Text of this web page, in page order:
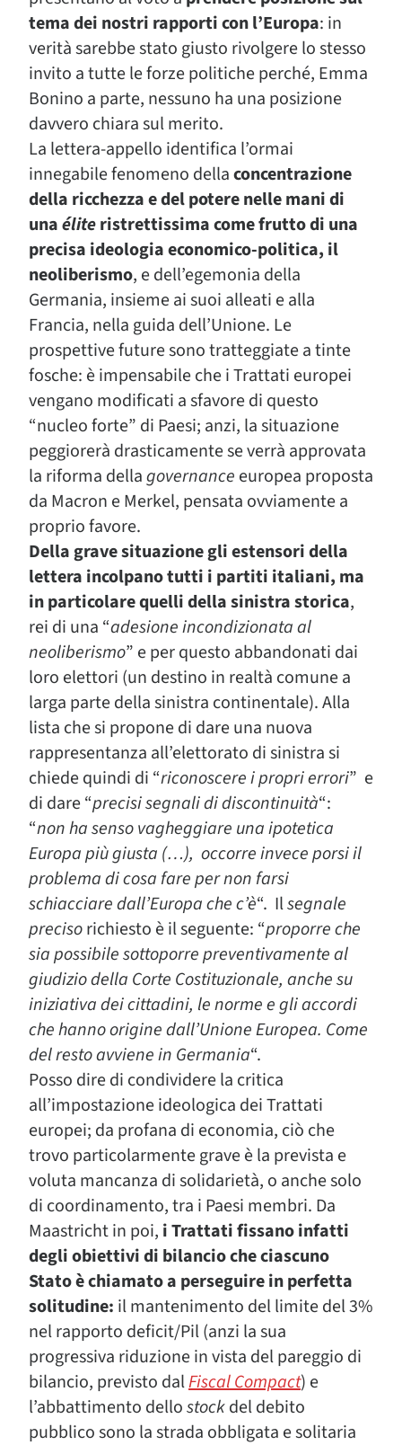
tema dei nostri rapporti con l’Europa: in
verità sarebbe stato giusto rivolgere lo stesso
invito a tutte le forze politiche perché, Emma
Bonino a parte, nessuno ha una posizione
davvero chiara sul merito.
La lettera-appello identifica l’ormai
innegabile fenomeno dellaconcentrazione
della ricchezza e del potere nelle mani di
unaéliteristrettissima come frutto di una
precisa ideologia economico-politica, il
neoliberismo, e dell’egemonia della
Germania, insieme ai suoi alleati e alla
Francia, nella guida dell’Unione. Le
prospettive future sono tratteggiate a tinte
fosche: è impensabile che i Trattati europei
vengano modificati a sfavore di questo
“nucleo forte” di Paesi; anzi, la situazione
peggiorerà drasticamente se verrà approvata
la riforma dellagovernance europea proposta
da Macron e Merkel, pensata ovviamente a
proprio favore.
Della grave situazione gli estensori della
lettera incolpano tutti i partiti italiani, ma
in particolare quelli della sinistra storica,
rei di una “adesione incondizionata al
neoliberismo” e per questo abbandonati dai
loro elettori (un destino in realtà comune a
larga parte della sinistra continentale). Alla
lista che si propone di dare una nuova
rappresentanza all’elettorato di sinistra si
chiede quindi di “riconoscere i propri errori” e
di dare “precisi segnali di discontinuità“:
“non ha senso vagheggiare una ipotetica
Europa più giusta (…), occorre invece porsi il
problema di cosa fare per non farsi
schiacciare dall’Europa che c’è“. Ilsegnale
precisorichiesto è il seguente: “proporre che
sia possibile sottoporre preventivamente al
giudizio della Corte Costituzionale, anche su
iniziativa dei cittadini, le norme e gli accordi
che hanno origine dall’Unione Europea. Come
del resto avviene in Germania“.
Posso dire di condividere la critica
all’impostazione ideologica dei Trattati
europei; da profana di economia, ciò che
trovo particolarmente grave è la prevista e
voluta mancanza di solidarietà, o anche solo
di coordinamento, tra i Paesi membri. Da
Maastricht in poi, i Trattati fissano infatti
degli obiettivi di bilancio che ciascuno
Stato è chiamato a perseguire in perfetta
solitudine: il mantenimento del limite del 3%
nel rapporto deficit/Pil (anzi la sua
progressiva riduzione in vista del pareggio di
bilancio, previsto dalFiscal Compact) e
l’abbattimento dellostockdel debito
pubblico sono la strada obbligata e solitaria